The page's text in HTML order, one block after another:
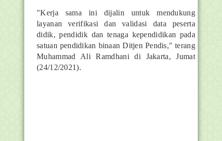
"Kerja sama ini dijalin untuk mendukung
layanan verifikasi dan validasi data peserta
didik, pendidik dan tenaga kependidikan pada
satuan pendidikan binaan Ditjen Pendis," terang
Muhammad Ali Ramdhani di Jakarta, Jumat
(24/12/2021).